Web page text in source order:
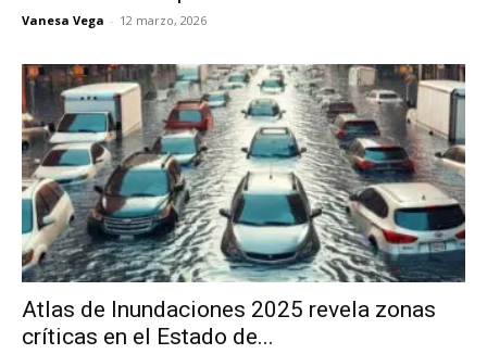
Vanesa Vega - 12 marzo, 2026
Atlas de Inundaciones 2025 revela zonas
críticas en el Estado de...